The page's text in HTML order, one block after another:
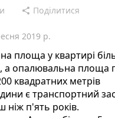
share Поділитися
2019 р.
площа у квартирі
а опалювальна площа
квадратних метрів
є транспортний
п'ять років.